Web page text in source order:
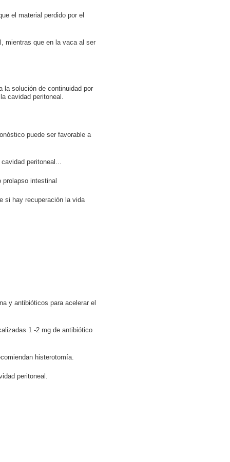
el material perdido por el
mientras que en la vaca al ser
la solución de continuidad por
cavidad peritoneal.
puede ser favorable a
peritoneal...
intestinal
si hay recuperación la vida
y antibióticos para acelerar el
1 -2 mg de antibiótico
histerotomía.
peritoneal.